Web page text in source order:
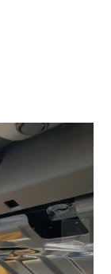
Next